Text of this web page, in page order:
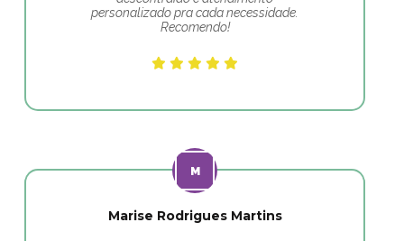
personalizado pra cada necessidade.
Recomendo!
Marise Rodrigues Martins